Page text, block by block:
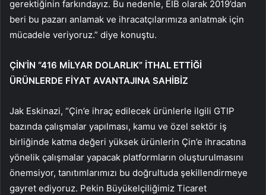
gerektiğinin farkındayız. Bu nedenle, EİB olarak 2019’dan
beri bu pazarı anlamak ve ihracatçılarımıza anlatmak için
mücadele veriyoruz.” diye konuştu.
ÇİN’İN “416 MİLYAR DOLARLIK” İTHAL ETTİĞİ
ÜRÜNLERDE FİYAT AVANTAJINA SAHİBİZ
Jak Eskinazi, “Çin’e ihraç edilecek ürünlerle ilgili GTIP
bazında çalışmalar yapılması, kamu ve özel sektör iş
birliğinde katma değeri yüksek ürünlerin Çin’e ihracatına
yönelik çalışmalar yapacak platformların oluşturulmasını
önemsiyor, tanıtımlarımızı bu doğrultuda şekillendirmeye
gayret ediyoruz. Pekin Büyükelçiliğimiz Ticaret